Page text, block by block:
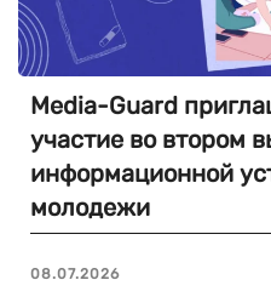
Media-Guard
участие во втором
информационной
молодежи
08.07.2026